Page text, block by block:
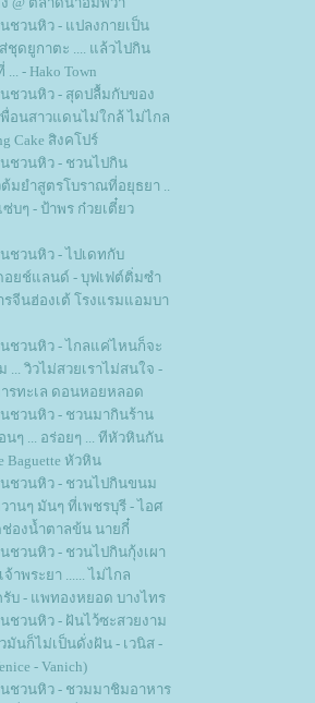
ชวนหิว - แปลงกายเป็น
ชุดยูกาตะ .... แล้วไปกิน
- Hako Town
ชวนหิว - สุดปลื้มกับของ
พื่อนสาวแดนไม่ใกล้ ไม่ไกล
Cake สิงคโปร์
ชวนหิว - ชวนไปกิน
ต้มยำสูตรโบราณที่อยุธยา ..
ซ่บๆ - ป้าพร ก๋วยเตี๋ยว
ชวนหิว - ไปเดทกับ
อยช์แลนด์ - บุฟเฟต์ติ่มซำ
รจีนฮ่องเต้ โรงแรมแอมบา
ชวนหิว - ไกลแค่ไหนก็จะ
... วิวไม่สวยเราไม่สนใจ -
รทะเล ดอนหอยหลอด
ชวนหิว - ชวนมากินร้าน
ๆ ... อร่อยๆ ... ทีหัวหินกัน
Baguette หัวหิน
ชวนหิว - ชวนไปกินขนม
านๆ มันๆ ที่เพชรบุรี - ไอศ
องน้ำตาลข้น นายกี๋
ชวนหิว - ชวนไปกินกุ้งเผา
าพระยา ...... ไม่ไกล
รับ - แพทองหยอด บางไทร
ชวนหิว - ฝันไว้ซะสวยงาม
มันก็ไม่เป็นดั่งฝัน - เวนิส -
- Vanich)
ชวนหิว - ชวมมาชิมอาหาร